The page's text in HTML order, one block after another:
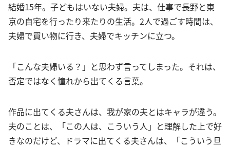
結婚15年。子どもはいない夫婦。夫は、仕事で長野と東
京の自宅を行ったり来たりの生活。2人で過ごす時間は、
夫婦で買い物に行き、夫婦でキッチンに立つ。
「こんな夫婦いる？」と思わず言ってしまった。それは、
否定ではなく憧れから出てくる言葉。
作品に出てくる夫さんは、我が家の夫とはキャラが違う。
夫のことは、「この人は、こういう人」と理解した上で好
きなのだけど、ドラマに出てくる夫さんは、「こういう旦